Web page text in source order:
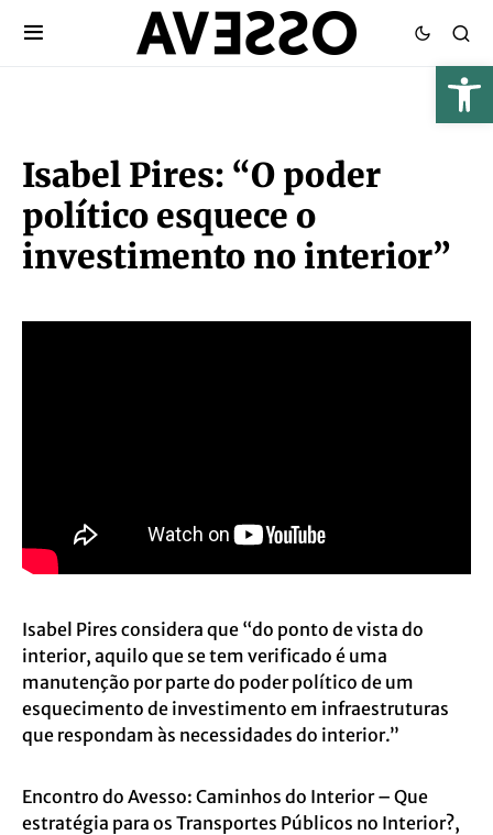
Isabel Pires: “O poder
político esquece o
investimento no interior”
Isabel Pires considera que “do ponto de vista do
interior, aquilo que se tem verificado é uma
manutenção por parte do poder político de um
esquecimento de investimento em infraestruturas
que respondam às necessidades do interior.”
Encontro do Avesso: Caminhos do Interior – Que
estratégia para os Transportes Públicos no Interior?,